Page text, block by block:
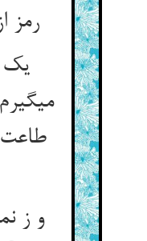
رمز
یک
طاعت
و ز